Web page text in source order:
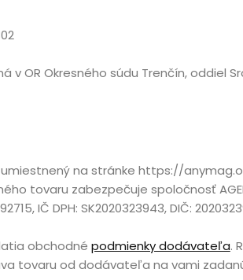
v OR Okresného súdu Trenčín, oddiel
na stránke https://
tovaru zabezpečuje spoločnosť
IČ DPH: SK2020323943, DIČ:
obchodné podmienky dodávateľa.
tovaru od dodávateľa na vami